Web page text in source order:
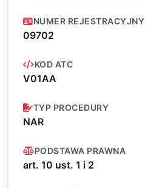
NUMER REJESTRACYJNY
09702
KOD ATC
V01AA
TYP PROCEDURY
NAR
PODSTAWA PRAWNA
art. 10 ust. 1 i 2